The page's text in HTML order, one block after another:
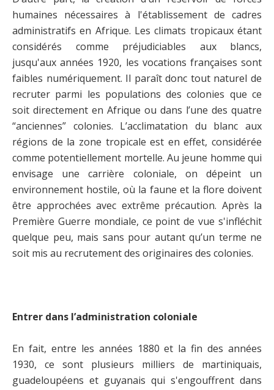
humaines nécessaires à l'établissement de cadres
administratifs en Afrique. Les climats tropicaux étant
considérés comme préjudiciables aux blancs,
jusqu'aux années 1920, les vocations françaises sont
faibles numériquement. Il paraît donc tout naturel de
recruter parmi les populations des colonies que ce
soit directement en Afrique ou dans l’une des quatre
“anciennes” colonies. L’acclimatation du blanc aux
régions de la zone tropicale est en effet, considérée
comme potentiellement mortelle. Au jeune homme qui
envisage une carrière coloniale, on dépeint un
environnement hostile, où la faune et la flore doivent
être approchées avec extrême précaution. Après la
Première Guerre mondiale, ce point de vue s'infléchit
quelque peu, mais sans pour autant qu’un terme ne
soit mis au recrutement des originaires des colonies.
Entrer dans l’administration coloniale
En fait, entre les années 1880 et la fin des années
1930, ce sont plusieurs milliers de martiniquais,
guadeloupéens et guyanais qui s'engouffrent dans